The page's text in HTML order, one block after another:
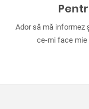
Ador să mă informez
ce-mi face mie